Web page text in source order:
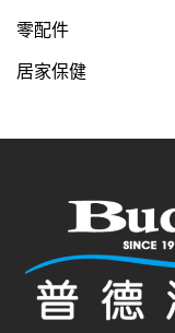
零配件
居家保健